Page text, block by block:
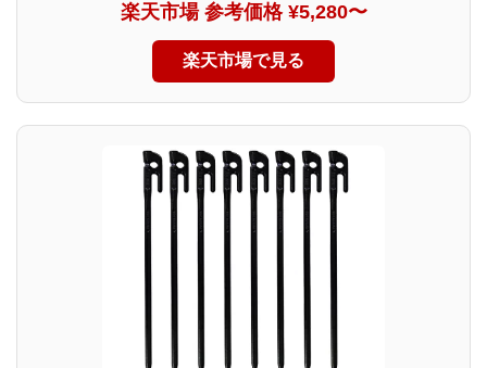
楽天市場 参考価格 ¥5,280〜
楽天市場で見る